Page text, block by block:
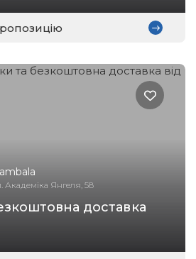
Академіка Янгеля, 58
доставка